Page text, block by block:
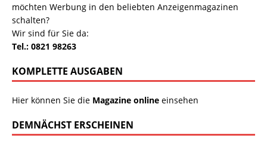
möchten Werbung in den beliebten Anzeigenmagazinen
schalten?
Wir sind für Sie da:
Tel.: 0821 98263
KOMPLETTE AUSGABEN
Hier können Sie die Magazine online einsehen
DEMNÄCHST ERSCHEINEN